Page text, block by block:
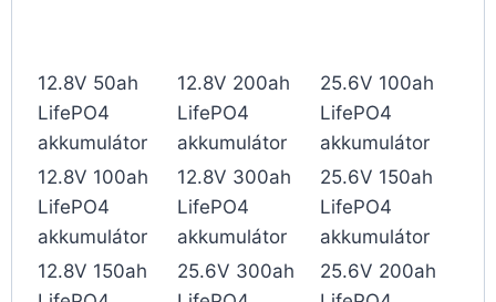
12.8V 50ah
LifePO4
akkumulátor
12.8V 200ah
LifePO4
akkumulátor
25.6V 100ah
LifePO4
akkumulátor
12.8V 100ah
LifePO4
akkumulátor
12.8V 300ah
LifePO4
akkumulátor
25.6V 150ah
LifePO4
akkumulátor
12.8V 150ah
25.6V 300ah
25.6V 200ah